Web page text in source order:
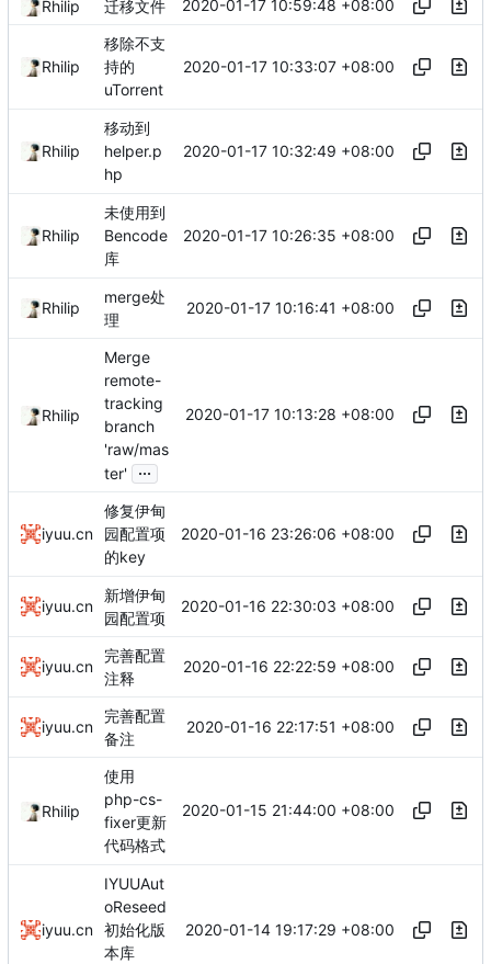
Rhilip 迁移文件 2020-01-17 10:59:48 +08:00
Rhilip
移除不支
持的
uTorrent
2020-01-17 10:33:07 +08:00
Rhilip
移动到
helper.p
hp
2020-01-17 10:32:49 +08:00
Rhilip
未使用到
Bencode
库
2020-01-17 10:26:35 +08:00
Rhilip
merge处
理
2020-01-17 10:16:41 +08:00
Rhilip
Merge
remote-
tracking
branch
'raw/mas
ter'
...
2020-01-17 10:13:28 +08:00
iyuu.cn
修复伊甸
园配置项
的key
2020-01-16 23:26:06 +08:00
iyuu.cn
新增伊甸
园配置项
2020-01-16 22:30:03 +08:00
iyuu.cn
完善配置
注释
2020-01-16 22:22:59 +08:00
iyuu.cn
完善配置
备注
2020-01-16 22:17:51 +08:00
Rhilip
使用
php-cs-
fixer更新
代码格式
2020-01-15 21:44:00 +08:00
iyuu.cn
IYUUAut
oReseed
初始化版
本库
2020-01-14 19:17:29 +08:00